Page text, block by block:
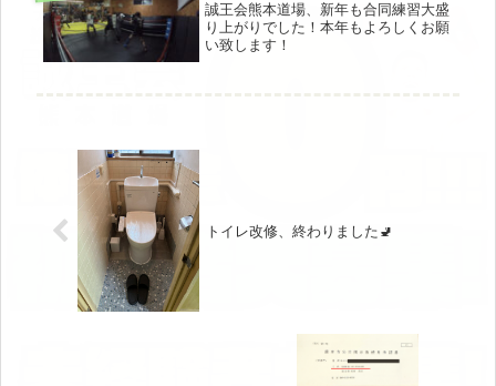
誠王会熊本道場、新年も合同練習大盛
り上がりでした！本年もよろしくお願
い致します！
トイレ改修、終わりました🚽